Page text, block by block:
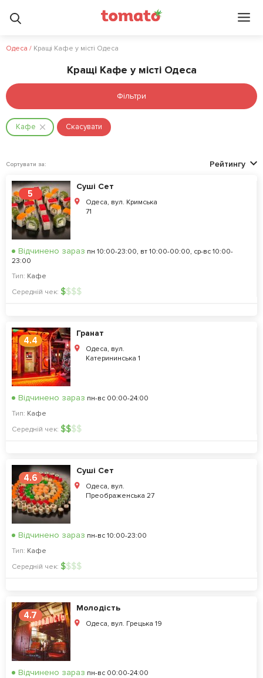
Одеса / Кращі Кафе у місті Одеса
Кращі Кафе у місті Одеса
Фільтри
Кафе Скасувати
Сортувати за: Рейтингу
5
Суші Сет
Одеса, вул. Кримська
71
Відчинено зараз пн 10:00-23:00, вт 10:00-00:00, ср-вс 10:00-
23:00
Тип: Кафе
Середній чек: $$$$
4.4
Гранат
Одеса, вул.
Катерининська 1
Відчинено зараз пн-вс 00:00-24:00
Тип: Кафе
Середній чек: $$$$
4.6
Суші Сет
Одеса, вул.
Преображенська 27
Відчинено зараз пн-вс 10:00-23:00
Тип: Кафе
Середній чек: $$$$
4.7
Молодість
Одеса, вул. Грецька 19
Відчинено зараз пн-вс 00:00-24:00